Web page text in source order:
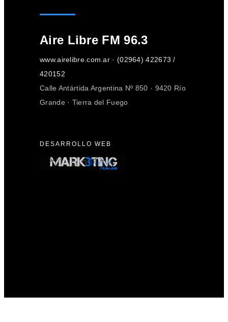
Aire Libre FM 96.3
www.airelibre.com.ar · (02964) 422673 /
420152
Calle Antártida Argentina Nº 850 · 9420 Río
Grande · Tierra del Fuego
DESARROLLO WEB